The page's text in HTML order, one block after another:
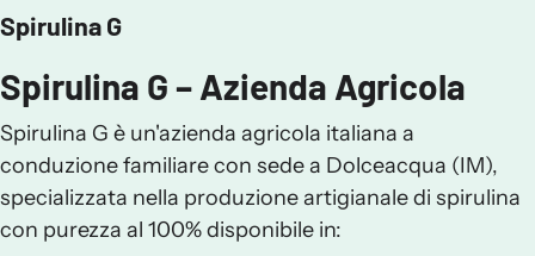
Spirulina G
Spirulina G – Azienda Agricola
Spirulina G è un'azienda agricola italiana a
conduzione familiare con sede a Dolceacqua (IM),
specializzata nella produzione artigianale di spirulina
con purezza al 100% disponibile in: